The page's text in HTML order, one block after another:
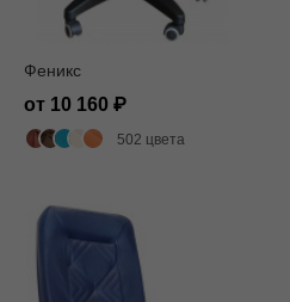
Феникс
от 10 160
502 цвета